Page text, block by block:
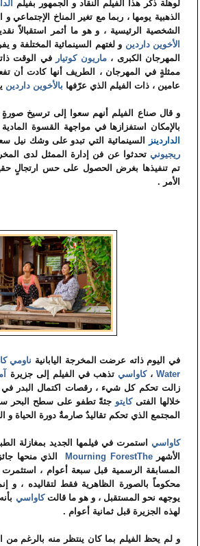
لوهلة ذكّر هذا الفيلم النقاد و الجمهور بفيلم
الذهبية يومها ، ربما مع تغير المناخ
الشخصية الرئيسية ، و هو ما أثمر استقبالاً
الأخوين داردين و لغتهم السينمائية المختلفة و
المهرجان الكبرى ،ماريون كوتيار في الوقت
ممثلةٍ في المهرجان ، الطريف أنها كادت أن
عامين ، ذات الفيلم الذي عرّفها بالأخوين داردين
و قال صناع الفيلم أنهم سعوا إلى ترسيخ
بالإمكان استفزازها في مواجهة القسوة
الداردينز
السينمائية التي تبدو على وشك نيل
ريجيوني تحدثوا عن فن إدارة الممثل لدى
تم تنفيذها بغرض الحصول على حس ارتجالٍ
الأمر .
في اليوم ذاته عرضت المخرجة اليابانية ناومي
Water،كاواسي تذهب في الفيلم إلى جزيرة
زالت تحكم كل شيء ، رقصات اكتمال البدر
خلالها الفتىكايتو جثةً تطفو على سطح البحر
المجتمع الذي تحكم تقاليدٌ صارمةٌ دورة الحياة و
كاواسي استمرت في فيلمها الجديد بمغازلة
الأشهرThe
Mourning Forest الذي منحها
المسابقة الرسمية قبل سبعة أعوام ،
محكوماً بالصورة الظاهرية فقط لتقاليده ، و
يوجهه نحو المستقبل ، و هو ما قالتكاواسي
لهذه الجزيرة قبل ثمانية أعوام .
و لم يحظ الفيلم بما كان ينتظر منه بالرغم من